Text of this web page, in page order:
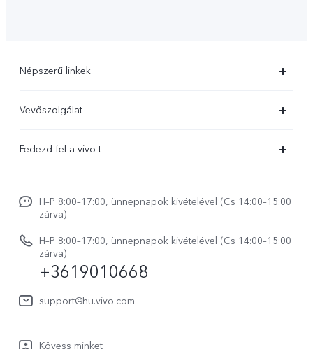
Népszerű linkek
X300 Pro
V70 FE
Y31 5G
vivo Buds Air3
Vevőszolgálat
Rendszerfrissítés
vivo Jótállási Politika
Vevőszolgálati adatvédelmi nyilatkozat
LUT-ok letöltése a Log helyreállításához
Fedezd fel a vivo-t
Jogi szabályozás
Rólunk
vivo Személyes Adatok Védelme
H–P 8:00–17:00, ünnepnapok kivételével (Cs 14:00–15:00
zárva)
H–P 8:00–17:00, ünnepnapok kivételével (Cs 14:00–15:00
zárva)
+3619010668
support@hu.vivo.com
Kövess minket